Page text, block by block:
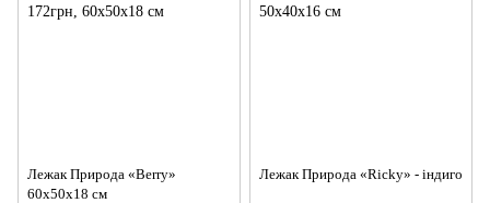
Лежак Природа «Berry»
60х50х18 см
Лежак Природа «Ricky» - індиго